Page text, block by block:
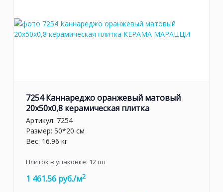
элементов допускают различные варианты зонирования
стен по высоте и ширине. Плитка Каннареджо великолепно
7254 Каннареджо оранжевый матовый
20x50x0,8 керамическая плитка
Артикул: 7254
Размер: 50*20 см
Вес: 16.96 кг
Плиток в упаковке: 12шт
1 461.56 руб./м2